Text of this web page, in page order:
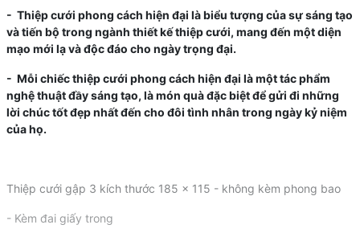
- Thiệp cưới phong cách hiện đại là biểu tượng của sự sáng tạo
và tiến bộ trong ngành thiết kế thiệp cưới, mang đến một diện
mạo mới lạ và độc đáo cho ngày trọng đại.
- Mỗi chiếc thiệp cưới phong cách hiện đại là một tác phẩm
nghệ thuật đầy sáng tạo, là món quà đặc biệt để gửi đi những
lời chúc tốt đẹp nhất đến cho đôi tình nhân trong ngày kỷ niệm
của họ.
Thiệp cưới gập 3 kích thước 185 x 115 - không kèm phong bao
- Kèm đai giấy trong